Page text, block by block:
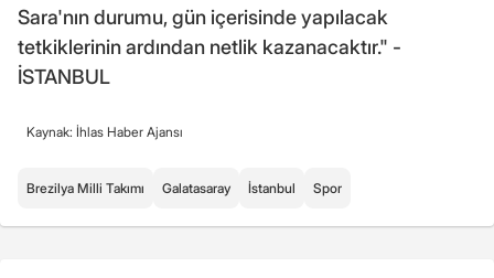
Sara'nın durumu, gün içerisinde yapılacak
tetkiklerinin ardından netlik kazanacaktır." -
İSTANBUL
Kaynak: İhlas Haber Ajansı
Brezilya Milli Takımı Galatasaray İstanbul Spor